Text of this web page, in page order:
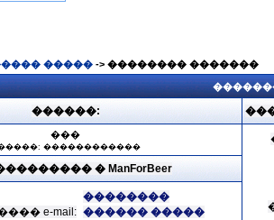
����� -> �������� �������
������:
���
������������
� ManForBeer
e-mail:
��������
������ �����